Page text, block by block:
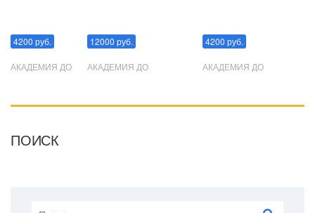
4200 руб.
АКАДЕМИЯ ДО
12000 руб.
АКАДЕМИЯ ДО
4200 руб.
АКАДЕМИЯ ДО
ПОИСК